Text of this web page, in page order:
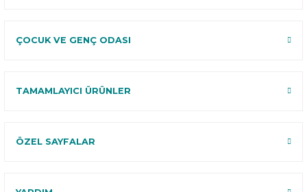
ÇOCUK VE GENÇ ODASI
TAMAMLAYICI ÜRÜNLER
ÖZEL SAYFALAR